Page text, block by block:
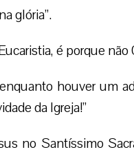
glória”.
é porque
houver um
da Igreja!”
no Santíssimo